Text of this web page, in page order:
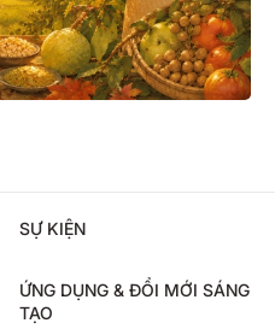
SỰ KIỆN
ỨNG DỤNG & ĐỔI MỚI SÁNG
TẠO